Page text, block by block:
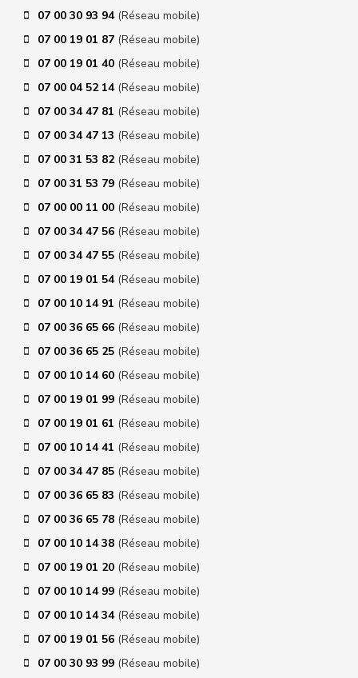
07 00 30 93 94 (Réseau mobile)
07 00 19 01 87 (Réseau mobile)
07 00 19 01 40 (Réseau mobile)
07 00 04 52 14 (Réseau mobile)
07 00 34 47 81 (Réseau mobile)
07 00 34 47 13 (Réseau mobile)
07 00 31 53 82 (Réseau mobile)
07 00 31 53 79 (Réseau mobile)
07 00 00 11 00 (Réseau mobile)
07 00 34 47 56 (Réseau mobile)
07 00 34 47 55 (Réseau mobile)
07 00 19 01 54 (Réseau mobile)
07 00 10 14 91 (Réseau mobile)
07 00 36 65 66 (Réseau mobile)
07 00 36 65 25 (Réseau mobile)
07 00 10 14 60 (Réseau mobile)
07 00 19 01 99 (Réseau mobile)
07 00 19 01 61 (Réseau mobile)
07 00 10 14 41 (Réseau mobile)
07 00 34 47 85 (Réseau mobile)
07 00 36 65 83 (Réseau mobile)
07 00 36 65 78 (Réseau mobile)
07 00 10 14 38 (Réseau mobile)
07 00 19 01 20 (Réseau mobile)
07 00 10 14 99 (Réseau mobile)
07 00 10 14 34 (Réseau mobile)
07 00 19 01 56 (Réseau mobile)
07 00 30 93 99 (Réseau mobile)